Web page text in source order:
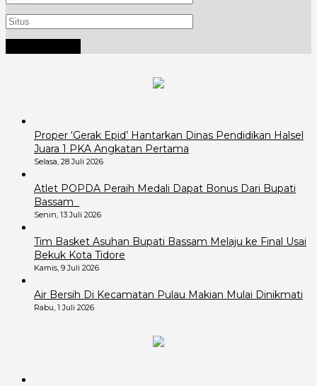
Proper ‘Gerak Epid’ Hantarkan Dinas Pendidikan Halsel
Juara 1 PKA Angkatan Pertama
Selasa, 28 Juli 2026
Atlet POPDA Peraih Medali Dapat Bonus Dari Bupati
Bassam
Senin, 13 Juli 2026
Tim Basket Asuhan Bupati Bassam Melaju ke Final Usai
Bekuk Kota Tidore
Kamis, 9 Juli 2026
Air Bersih Di Kecamatan Pulau Makian Mulai Dinikmati
Rabu, 1 Juli 2026